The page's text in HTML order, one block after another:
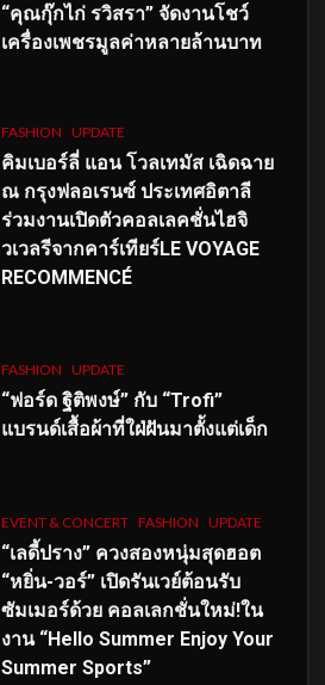
“คุณกุ๊กไก่ รวิสรา” จัดงานโชว์
เครื่องเพชรมูลค่าหลายล้านบาท
FASHION UPDATE
คิมเบอร์ลี่ แอน โวลเทมัส เฉิดฉาย
ณ กรุงฟลอเรนซ์ ประเทศอิตาลี
ร่วมงานเปิดตัวคอลเลคชั่นไฮจิ
วเวลรีจากคาร์เทียร์LE VOYAGE
RECOMMENCÉ
FASHION UPDATE
“ฟอร์ด ฐิติพงษ์” กับ “Trofi”
แบรนด์เสื้อผ้าที่ใฝ่ฝันมาตั้งแต่เด็ก
EVENT & CONCERT FASHION UPDATE
“เลดี้ปราง” ควงสองหนุ่มสุดฮอต
“หยิ่น-วอร์” เปิดรันเวย์ต้อนรับ
ซัมเมอร์ด้วย คอลเลกชั่นใหม่!ใน
งาน “Hello Summer Enjoy Your
Summer Sports”